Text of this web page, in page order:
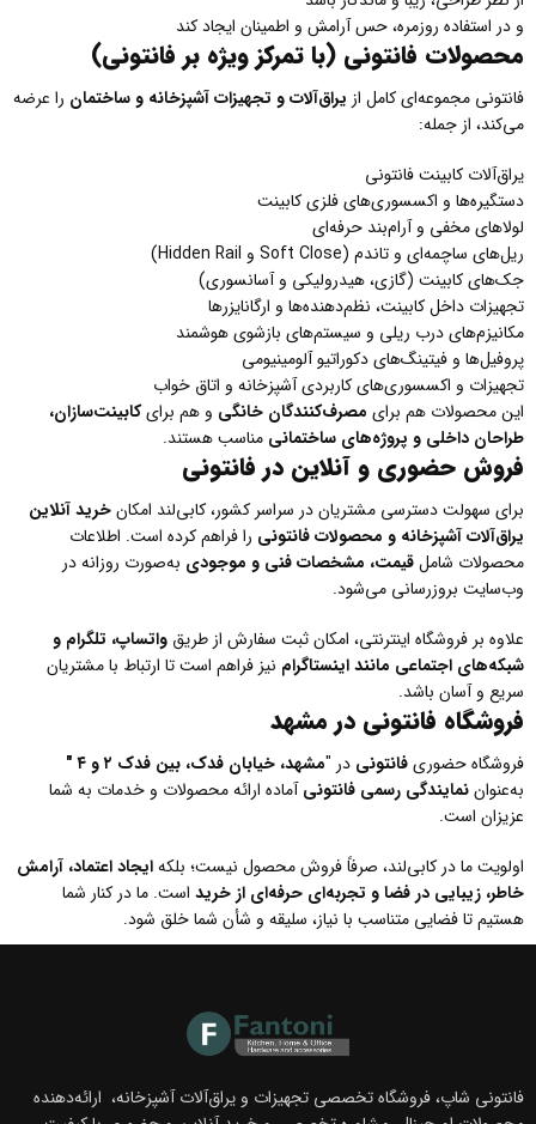
و در استفاده روزمره، حس آرامش و اطمینان ایجاد کند
محصولات فانتونی (با تمرکز ویژه بر فانتونی)
فانتونی مجموعه‌ای کامل از یراق‌آلات و تجهیزات آشپزخانه و ساختمان را عرضه
می‌کند، از جمله:
یراق‌آلات کابینت فانتونی
دستگیره‌ها و اکسسوری‌های فلزی کابینت
لولاهای مخفی و آرام‌بند حرفه‌ای
ریل‌های ساچمه‌ای و تاندم (Soft Close و Hidden Rail)
جک‌های کابینت (گازی، هیدرولیکی و آسانسوری)
تجهیزات داخل کابینت، نظم‌دهنده‌ها و ارگانایزرها
مکانیزم‌های درب ریلی و سیستم‌های بازشوی هوشمند
پروفیل‌ها و فیتینگ‌های دکوراتیو آلومینیومی
تجهیزات و اکسسوری‌های کاربردی آشپزخانه و اتاق خواب
این محصولات هم برای مصرف‌کنندگان خانگی و هم برایکابینت‌سازان،
طراحان داخلی و پروژه‌های ساختمانی مناسب هستند.
فروش حضوری و آنلاین در فانتونی
برای سهولت دسترسی مشتریان در سراسر کشور، کابی‌لند امکانخرید آنلاین
یراق‌آلات آشپزخانه و محصولات فانتونی را فراهم کرده است. اطلاعات
محصولات شاملقیمت، مشخصات فنی و موجودی به‌صورت روزانه در
وب‌سایت بروزرسانی می‌شود.
علاوه بر فروشگاه اینترنتی، امکان ثبت سفارش از طریق واتساپ، تلگرام و
شبکه‌های اجتماعی مانند اینستاگرام نیز فراهم است تا ارتباط با مشتریان
سریع و آسان باشد.
فروشگاه فانتونی در مشهد
فروشگاه حضوریفانتونی در "مشهد، خیابان فدک، بین فدک ۲و ۴ "
به‌عنواننمایندگی رسمی فانتونیآماده ارائه محصولات و خدمات به شما
عزیزان است.
اولویت ما در کابی‌لند، صرفاً فروش محصول نیست؛ بلکهایجاد اعتماد، آرامش
خاطر، زیبایی در فضا و تجربه‌ای حرفه‌ای از خرید است. ما در کنار شما
هستیم تا فضایی متناسب با نیاز، سلیقه و شأن شما خلق شود.
فانتونی شاپ، فروشگاه تخصصی تجهیزات و یراق‌آلات آشپزخانه، ارائه‌دهنده